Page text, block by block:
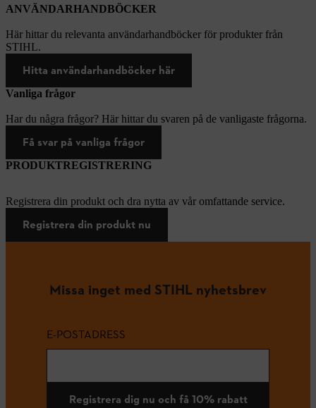
ANVÄNDARHANDBÖCKER
Här hittar du relevanta användarhandböcker för produkter från
STIHL.
Hitta användarhandböcker här
Vanliga frågor
Har du några frågor? Här hittar du svaren på de vanligaste frågorna.
Få svar på vanliga frågor
PRODUKTREGISTRERING
Registrera din produkt och dra nytta av vår omfattande service.
Registrera din produkt nu
Missa inget med STIHL nyhetsbrev
E-POSTADRESS
Registrera dig nu och få 10% rabatt